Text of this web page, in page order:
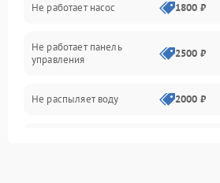
Вода
Гигиена
Программное обеспечение
Не работает насос 1800 ₽
Не работает панель
управления
2500 ₽
Не распыляет воду 2000 ₽